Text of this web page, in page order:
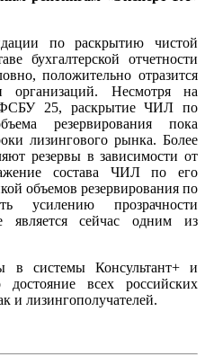
по раскрытию чистой
бухгалтерской отчетности
положительно отразится
организаций. Несмотря на
ФСБУ 25, раскрытие ЧИЛ по
резервирования пока
лизингового рынка. Более
резервы в зависимости от
состава ЧИЛ по его
объемов резервирования по
усилению прозрачности
является сейчас одним из
в системы Консультант+ и
всех российских
и лизингополучателей.